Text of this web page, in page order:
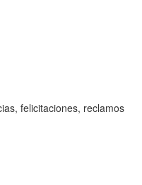
felicitaciones, reclamos